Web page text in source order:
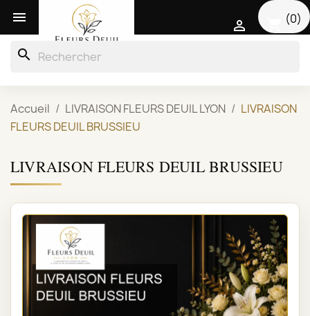
 (0)

search
Accueil LIVRAISON FLEURS DEUIL LYON
LIVRAISON
FLEURS DEUIL BRUSSIEU
LIVRAISON FLEURS DEUIL BRUSSIEU